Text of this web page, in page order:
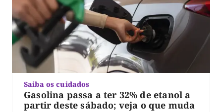
Saiba os cuidados
Gasolina passa a ter 32% de etanol a
partir deste sábado; veja o que muda